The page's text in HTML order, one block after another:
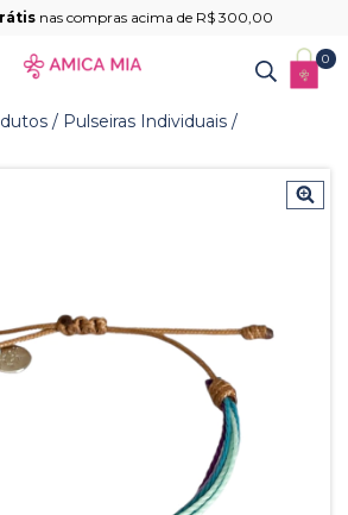
nas compras acima de R$ 300,00
0
/ Pulseiras Individuais /